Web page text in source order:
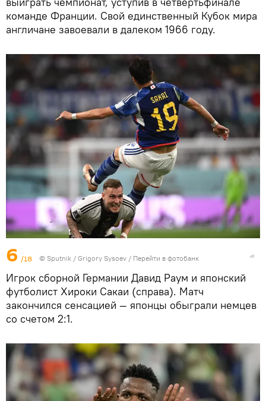
команде Франции. Свой единственный Кубок мира
англичане завоевали в далеком 1966 году.
6 /18 © Sputnik / Grigory Sysoev / Перейти в фотобанк
Игрок сборной Германии Давид Раум и японский
футболист Хироки Сакаи (справа). Матч
закончился сенсацией — японцы обыграли немцев
со счетом 2:1.